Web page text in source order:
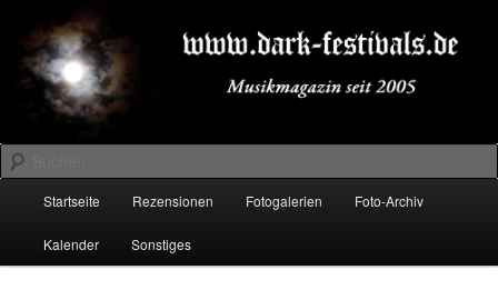
primären
Inhalt
springenDARK-FESTIVALS.DE
Suchen
Startseite Rezensionen Fotogalerien Foto-Archiv
Kalender Sonstiges